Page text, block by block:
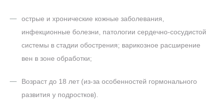
острые и хронические кожные заболевания,
инфекционные болезни, патологии сердечно-сосудистой
системы в стадии обострения; варикозное расширение
вен в зоне обработки;
Возраст до 18 лет (из-за особенностей гормонального
развития у подростков).